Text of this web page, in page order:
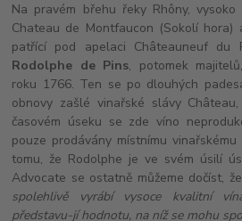
Na pravém břehu řeky Rhôny,
Chateau de Montfaucon (Sokolí hora)
patřící pod apelaci Châteauneuf du
Rodolphe de Pins, potomek
roku 1766. Ten se po dlouhých
obnovy zašlé vinařské slávy
časovém úseku se zde víno
pouze prodávány místnímu
tomu, že Rodolphe je ve svém úsilí
Advocate se ostatně můžeme dočíst,
spolehlivě vyrábí vysoce kvalitní
představu-jí hodnotu, na níž se mohu